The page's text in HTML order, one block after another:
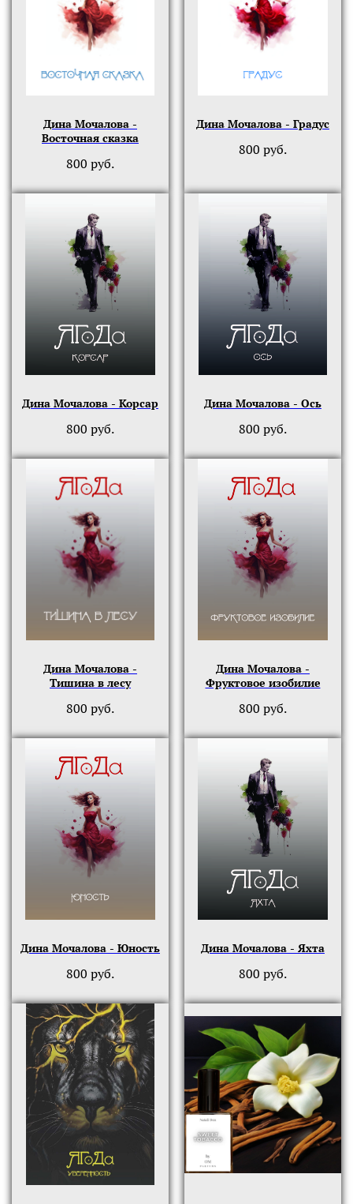
Дина Мочалова -
Восточная сказка
800 руб.
Дина Мочалова - Градус
800 руб.
Дина Мочалова - Корсар
800 руб.
Дина Мочалова - Ось
800 руб.
Дина Мочалова -
Тишина в лесу
800 руб.
Дина Мочалова -
Фруктовое изобилие
800 руб.
Дина Мочалова - Юность
800 руб.
Дина Мочалова - Яхта
800 руб.